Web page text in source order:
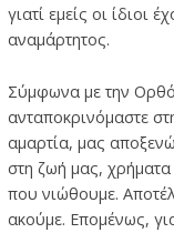
γιατί εμείς οι
αναμάρτητος.
Σύμφωνα με την
ανταποκρινόμαστε
αμαρτία, μας
στη ζωή μας, χρήματα
που νιώθουμε.
ακούμε. Επομένως,